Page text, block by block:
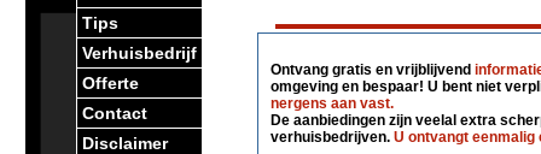
Tips
Verhuisbedrijf
Offerte
Contact
Disclaimer
Ontvang gratis en vrijblijvend
omgeving en bespaar! U bent niet
nergens aan vast.
De aanbiedingen zijn veelal extra
verhuisbedrijven.U ontvangt eenmalig